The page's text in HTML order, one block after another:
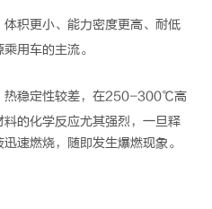
体积更小、能力密度更高、耐低
用车的主流。
热稳定性较差，在250-300℃高
的化学反应尤其强烈，一旦释
速燃烧，随即发生爆燃现象。